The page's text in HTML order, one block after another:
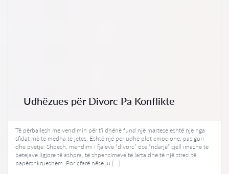
Udhëzues për Divorc Pa Konflikte
Të përballesh me vendimin për t’i dhënë fund një martese është një nga
sfidat më të mëdha të jetës. Është një periudhë plot emocione, pasiguri
dhe pyetje. Shpesh, mendimi i fjalëve “divorc” ose “ndarje” sjell imazhe të
betejave ligjore të ashpra, të shpenzimeve të larta dhe të një stresi të
papërshkrueshëm. Por çfarë nëse ju […]